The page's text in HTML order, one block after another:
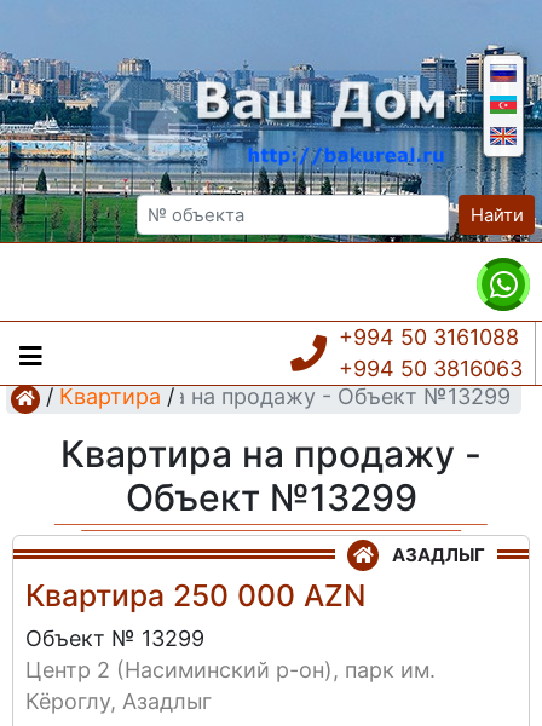
Найти
+994 50 3161088
+994 50 3816063
/ Квартира /
Квартира на продажу - Объект №13299
Квартира на продажу -
Объект №13299
АЗАДЛЫГ
Квартира 250 000 AZN
Объект № 13299
Центр 2 (Насиминский р-он), парк им.
Кёроглу, Азадлыг